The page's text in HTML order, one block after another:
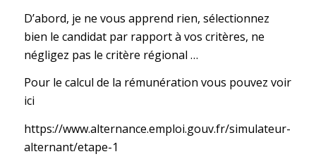
D’abord, je ne vous apprend rien, sélectionnez
bien le candidat par rapport à vos critères, ne
négligez pas le critère régional …
Pour le calcul de la rémunération vous pouvez voir
ici
https://www.alternance.emploi.gouv.fr/simulateur-
alternant/etape-1